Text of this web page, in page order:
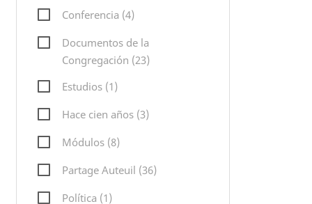
Conferencia (4)
Documentos de la
Congregación (23)
Estudios (1)
Hace cien años (3)
Módulos (8)
Partage Auteuil (36)
Política (1)